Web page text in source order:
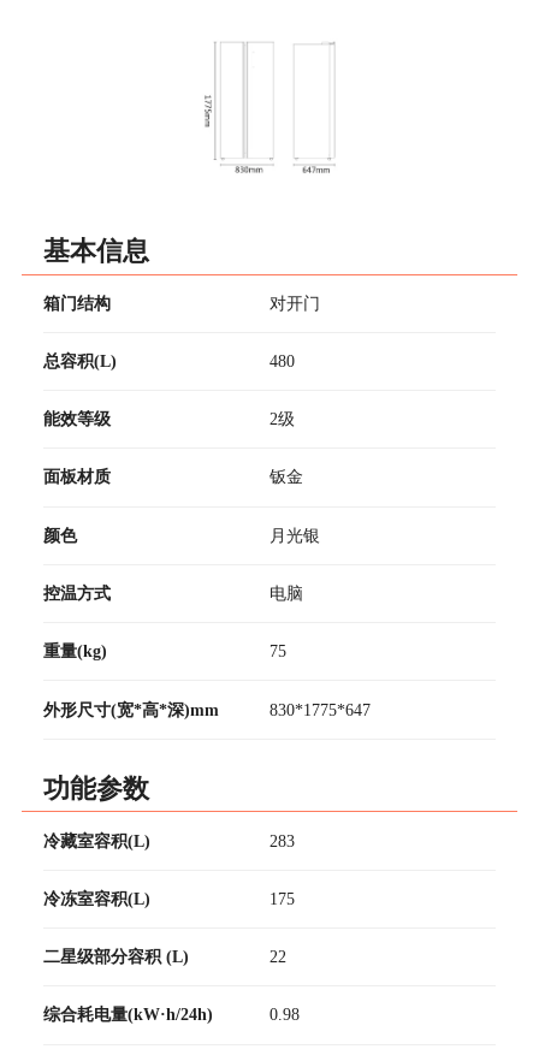
基本信息
箱门结构 对开门
总容积(L) 480
能效等级 2级
面板材质 钣金
颜色 月光银
控温方式 电脑
重量(kg) 75
外形尺寸(宽*高*深)mm 830*1775*647
功能参数
冷藏室容积(L) 283
冷冻室容积(L) 175
二星级部分容积 (L) 22
综合耗电量(kW·h/24h) 0.98